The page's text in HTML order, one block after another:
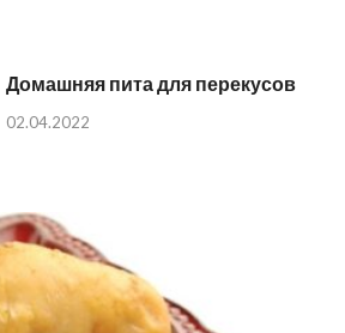
Домашняя пита для перекусов
02.04.2022